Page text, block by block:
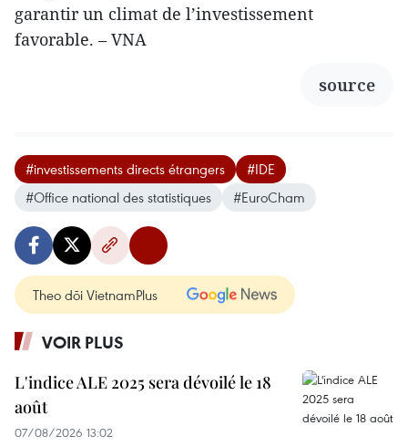
garantir un climat de l’investissement
favorable. – VNA
source
#investissements directs étrangers
#IDE
#Office national des statistiques
#EuroCham
Theo dõi VietnamPlus
VOIR PLUS
L'indice ALE 2025 sera dévoilé le 18
août
07/08/2026 13:02